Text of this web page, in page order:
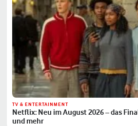
TV & ENTERTAINMENT
Netflix: Neu im August 2026 – das
und mehr